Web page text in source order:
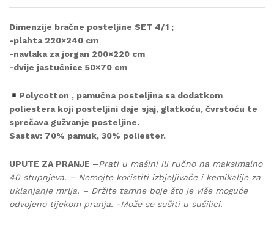
Dimenzije bračne posteljine SET 4/1 ;
-plahta 220×240 cm
-navlaka za jorgan 200×220 cm
-dvije jastučnice 50×70 cm
Polycotton , pamučna posteljina sa dodatkom
poliestera koji posteljini daje sjaj, glatkoću, čvrstoću te
sprečava gužvanje posteljine.
Sastav: 70% pamuk, 30% poliester.
UPUTE ZA PRANJE –Prati u mašini ili ručno na maksimalno
40 stupnjeva. – Nemojte koristiti izbjeljivače i kemikalije za
uklanjanje mrlja. – Držite tamne boje što je više moguće
odvojeno tijekom pranja. -Može se sušiti u sušilici.